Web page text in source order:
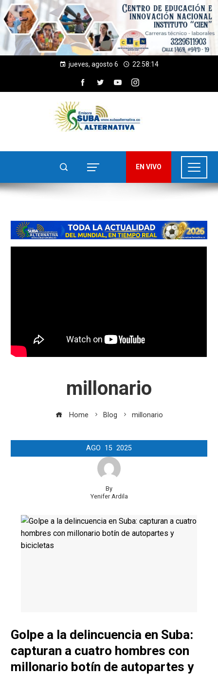
jueves, agosto 6 22:58:15
EN VIVO
millonario
Home Blog millonario
AGO 15 2025
By
Yenifer Ardila
Golpe a la delincuencia en Suba:
capturan a cuatro hombres con
millonario botín de autopartes y